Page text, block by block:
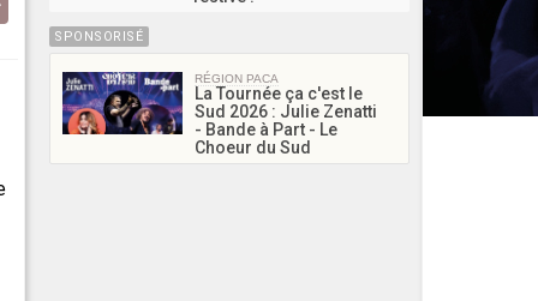
SPONSORISÉ
RÉGION PACA
La Tournée ça c'est le
Sud 2026 : Julie Zenatti
- Bande à Part - Le
Choeur du Sud